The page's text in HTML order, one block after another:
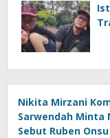
Nikita Mirzani
Sarwendah Minta
Sebut Ruben Onsu